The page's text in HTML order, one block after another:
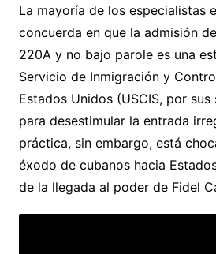
La mayoría de los especialistas
concuerda en que la admisión
220A y no bajo parole es una
Servicio de Inmigración y
Estados Unidos (USCIS, por sus
para desestimular la entrada
práctica, sin embargo, está
éxodo de cubanos hacia
de la llegada al poder de Fidel